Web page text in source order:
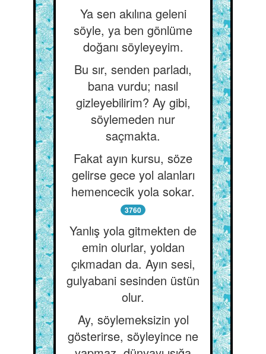
Ya sen akılına geleni
söyle, ya ben gönlüme
doğanı söyleyeyim.
Bu sır, senden parladı,
bana vurdu; nasıl
gizleyebilirim? Ay gibi,
söylemeden nur
saçmakta.
Fakat ayın kursu, söze
gelirse gece yol alanları
hemencecik yola sokar.
3760
Yanlış yola gitmekten de
emin olurlar, yoldan
çıkmadan da. Ayın sesi,
gulyabani sesinden üstün
olur.
Ay, söylemeksizin yol
gösterirse, söyleyince ne